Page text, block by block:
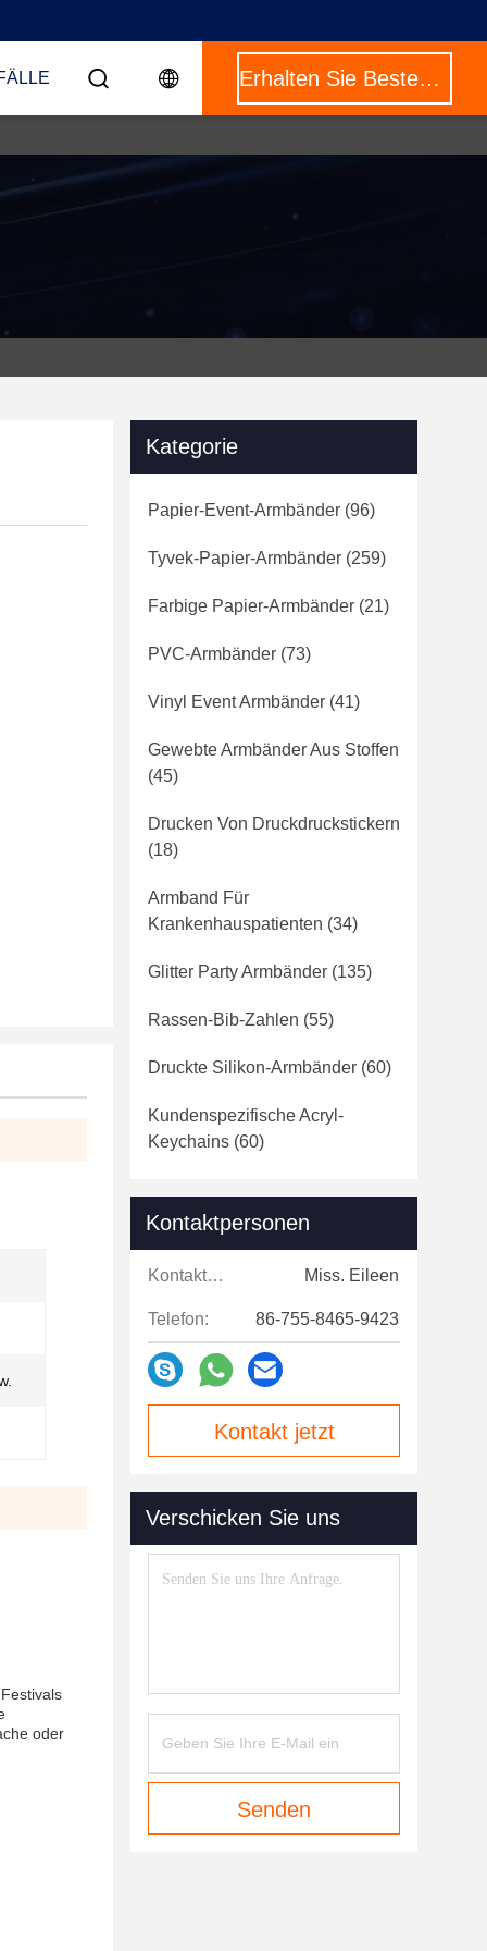
Erhalten Sie Besten Preis
oder
Kategorie
Papier-Event-Armbänder (96)
Tyvek-Papier-Armbänder (259)
Farbige Papier-Armbänder (21)
PVC-Armbänder (73)
Vinyl Event Armbänder (41)
Gewebte Armbänder Aus Stoffen
(45)
Drucken Von Druckdruckstickern
(18)
Armband Für
Krankenhauspatienten (34)
Glitter Party Armbänder (135)
Rassen-Bib-Zahlen (55)
Druckte Silikon-Armbänder (60)
Kundenspezifische Acryl-
Keychains (60)
Kontaktpersonen
Kontaktpersonen: Miss. Eileen
Telefon: 86-755-8465-9423
Kontakt jetzt
Verschicken Sie uns
Senden